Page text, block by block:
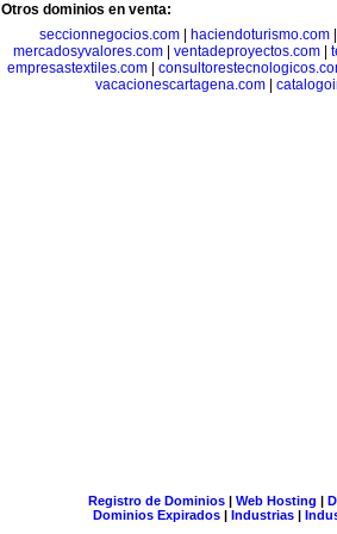
Otros dominios en venta:
seccionnegocios.com
haciendoturismo.com
mercadosyvalores.com| ventadeproyectos.com|
empresastextiles.com|
vacacionescartagena.com
Registro de Dominios| Web Hosting |
Dominios Expirados | Industrias |